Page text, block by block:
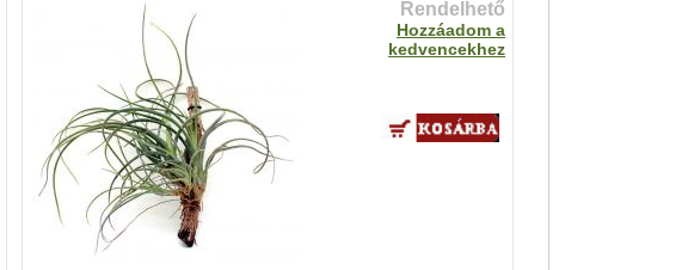
Rendelhető
Hozzáadom a
kedvencekhez